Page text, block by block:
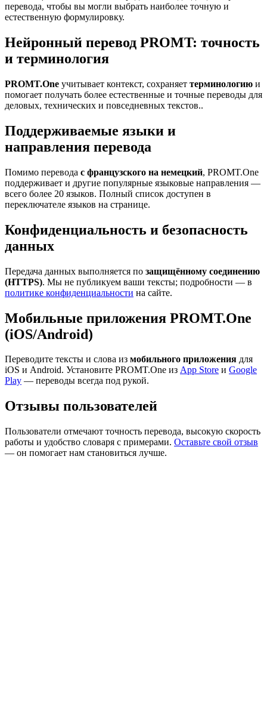
перевода, чтобы вы могли выбрать наиболее точную и
естественную формулировку.
Нейронный перевод PROMT: точность
и терминология
PROMT.One учитывает контекст, сохраняет терминологию и
помогает получать более естественные и точные переводы для
деловых, технических и повседневных текстов..
Поддерживаемые языки и
направления перевода
Помимо перевода с французского на немецкий, PROMT.One
поддерживает и другие популярные языковые направления —
всего более 20 языков. Полный список доступен в
переключателе языков на странице.
Конфиденциальность и безопасность
данных
Передача данных выполняется по защищённому соединению
(HTTPS). Мы не публикуем ваши тексты; подробности — в
политике конфиденциальности на сайте.
Мобильные приложения PROMT.One
(iOS/Android)
Переводите тексты и слова из мобильного приложения для
iOS и Android. Установите PROMT.One из App Store и Google
Play — переводы всегда под рукой.
Отзывы пользователей
Пользователи отмечают точность перевода, высокую скорость
работы и удобство словаря с примерами. Оставьте свой отзыв
— он помогает нам становиться лучше.